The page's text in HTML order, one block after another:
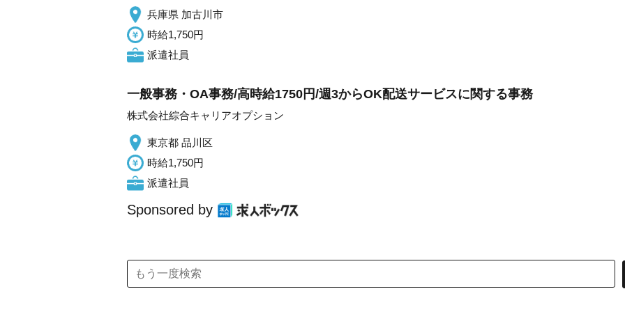
兵庫県 加古川市
時給1,750円
派遣社員
一般事務・OA事務/高時給1750円/週3からOK配送サービスに関する事務
株式会社綜合キャリアオプション
東京都 品川区
時給1,750円
派遣社員
Sponsored by